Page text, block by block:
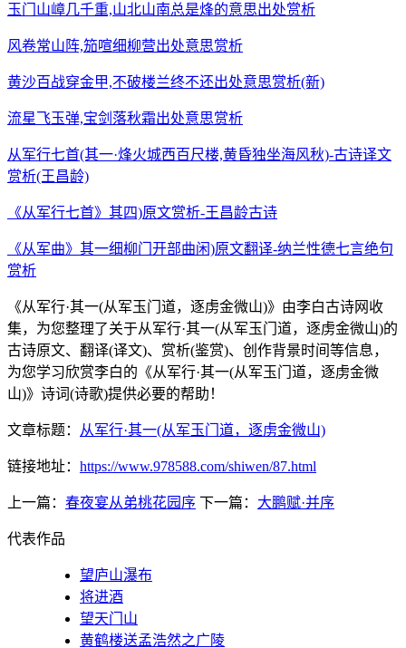
玉门山嶂几千重,山北山南总是烽的意思出处赏析
风卷常山阵,笳喧细柳营出处意思赏析
黄沙百战穿金甲,不破楼兰终不还出处意思赏析(新)
流星飞玉弹,宝剑落秋霜出处意思赏析
从军行七首(其一·烽火城西百尺楼,黄昏独坐海风秋)-古诗译文
赏析(王昌龄)
《从军行七首》其四)原文赏析-王昌龄古诗
《从军曲》其一细柳门开部曲闲)原文翻译-纳兰性德七言绝句
赏析
《从军行·其一(从军玉门道，逐虏金微山)》由李白古诗网收
集，为您整理了关于从军行·其一(从军玉门道，逐虏金微山)的
古诗原文、翻译(译文)、赏析(鉴赏)、创作背景时间等信息，
为您学习欣赏李白的《从军行·其一(从军玉门道，逐虏金微
山)》诗词(诗歌)提供必要的帮助！
文章标题： 从军行·其一(从军玉门道，逐虏金微山)
链接地址： https://www.978588.com/shiwen/87.html
上一篇： 春夜宴从弟桃花园序 下一篇： 大鹏赋·并序
代表作品
望庐山瀑布
将进酒
望天门山
黄鹤楼送孟浩然之广陵